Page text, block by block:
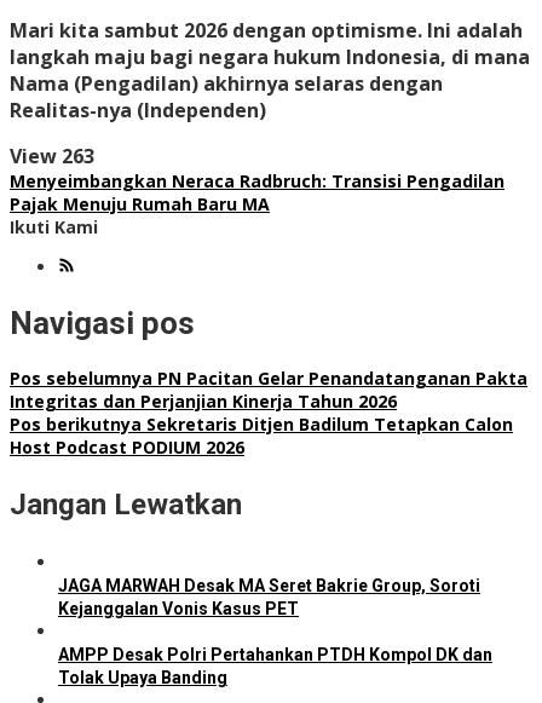
Mari kita sambut 2026 dengan optimisme. Ini adalah
langkah maju bagi negara hukum Indonesia, di mana
Nama (Pengadilan) akhirnya selaras dengan
Realitas-nya (Independen)
View 263
Menyeimbangkan Neraca Radbruch: Transisi Pengadilan
Pajak Menuju Rumah Baru MA
Ikuti Kami
Navigasi pos
Pos sebelumnya PN Pacitan Gelar Penandatanganan Pakta
Integritas dan Perjanjian Kinerja Tahun 2026
Pos berikutnya Sekretaris Ditjen Badilum Tetapkan Calon
Host Podcast PODIUM 2026
Jangan Lewatkan
JAGA MARWAH Desak MA Seret Bakrie Group, Soroti
Kejanggalan Vonis Kasus PET
AMPP Desak Polri Pertahankan PTDH Kompol DK dan
Tolak Upaya Banding